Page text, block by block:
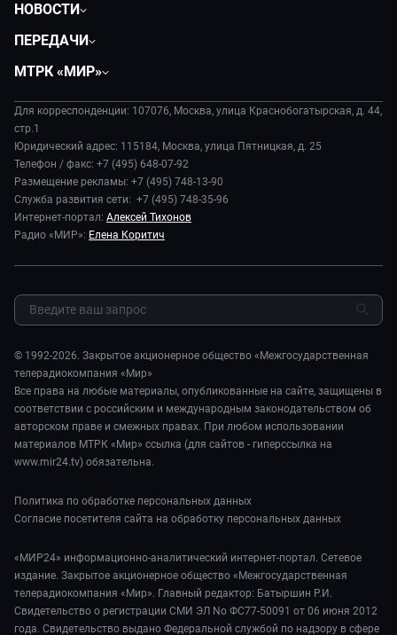
НОВОСТИ
Экономика
Происшествия
В содружестве
В мире
Наука и технологии
Здоровье и медицина
Спорт
Шоу-бизнес
Стиль жизни
Сад и огород
ПЕРЕДАЧИ
Дела судебные
Диктор делает
Игра в кино
Игра в кино. Мультфильмы
Исторический детектив
Миллион за 5 минут
Мировое соглашение
Предварительный диагноз
Пять причин поехать в...
МТРК «МИР»
История
Руководство
Новости компании
Пресса о нас
Карьера
Реклама
Закупки и тендеры
Обратная связь
Для корреспонденции: 107076, Москва, улица Краснобогатырская, д. 44,
стр.1
Юридический адрес: 115184, Москва, улица Пятницкая, д. 25
Телефон / факс: +7 (495) 648-07-92
Размещение рекламы: +7 (495) 748-13-90
Служба развития сети: +7 (495) 748-35-96
Интернет-портал: Алексей Тихонов
Радио «МИР»: Елена Коритич
© 1992-2026. Закрытое акционерное общество «Межгосударственная
телерадиокомпания «Мир»
Все права на любые материалы, опубликованные на сайте, защищены в
соответствии с российским и международным законодательством об
авторском праве и смежных правах. При любом использовании
материалов МТРК «Мир» ссылка (для сайтов - гиперссылка на
www.mir24.tv) обязательна.
Политика по обработке персональных данных
Согласие посетителя сайта на обработку персональных данных
«МИР24» информационно-аналитический интернет-портал. Сетевое
издание. Закрытое акционерное общество «Межгосударственная
телерадиокомпания «Мир». Главный редактор: Батыршин Р.И.
Свидетельство о регистрации СМИ ЭЛ No ФС77-50091 от 06 июня 2012
года. Свидетельство выдано Федеральной службой по надзору в сфере